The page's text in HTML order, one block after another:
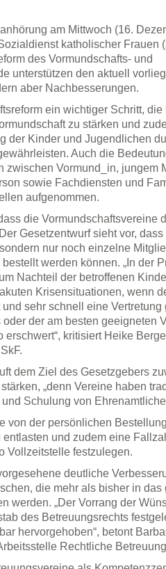
am Mittwoch (16.
katholischer Frauen
des Vormundschafts- und
unterstützen den aktuell
aber Nachbesserungen.
ein wichtiger Schritt, die
zu stärken und
der Kinder und Jugendlichen
Auch die
zwischen Vormund_in, jungem
sowie Fachdiensten und
aufgenommen.
die Vormundschaftsvereine
Gesetzentwurf sieht vor,
nur noch einzelne
werden können. „In der
Nachteil der betroffenen
Krisensituationen, wenn
sehr schnell eine Vertretung
der am besten geeigneten
kritisiert Heike
dem Ziel des Gesetzgebers
„denn Vereine haben
Schulung von
von der persönlichen
und zudem eine
Vollzeitstelle festzulegen.
deutliche
die mehr als bisher in das
werden. „Der Vorrang der
des Betreuungsrechts
hervorgehoben“, betont
Rechtliche